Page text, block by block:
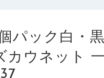
パック白・
カウネット